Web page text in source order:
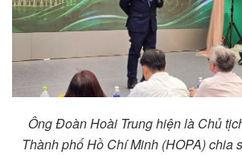
Ông Đoàn Hoài Trung hiện là Chủ
Thành phố Hồ Chí Minh (HOPA) chia